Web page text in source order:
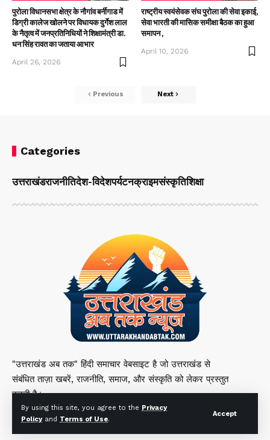
By using this site, you agree to the Privacy
Policyand Terms of Use.
Accept
पुरोला विधानसभा क्षेत्र के नौगांव बर्नीगाड में
डिग्री कालेज खोलने पर विधायक दुर्गेश लाल
के नैतृत्व में जनप्रतिनिधियों ने शिक्षामंत्री डा.
धन सिंह रावत का जताया आभार
April 26, 2026
राष्ट्रीय स्वयंसेवक संघ पुरोला की सेवा इकाई,
सेवा भारती की मासिक समीक्षा बैठक का हुआ
समापन ,
April 10, 2026
Previous Next
Categories
उत्तराखंडराजनीतिदेश-विदेशपर्यटनक्राइमसंस्कृतिशिक्षा
"उत्तराखंड अब तक" हिंदी समाचार वेबसाइट है जो उत्तराखंड से
संबंधित ताज़ा खबरें, राजनीति, समाज, और संस्कृति को लेकर प्रस्तुत
करती है।